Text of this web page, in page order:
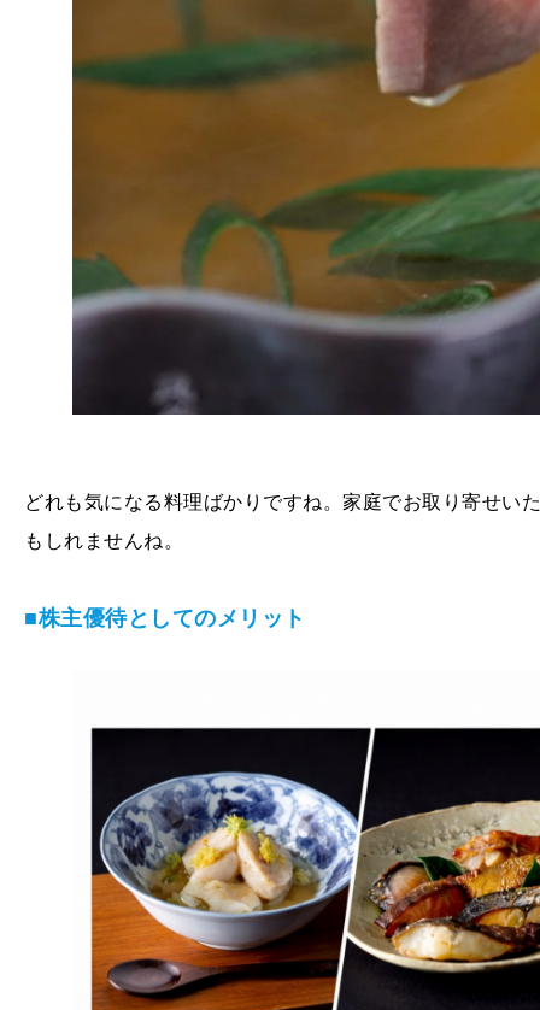
どれも気になる料理ばかりですね。家庭でお取り寄せい
もしれませんね。
■株主優待としてのメリット